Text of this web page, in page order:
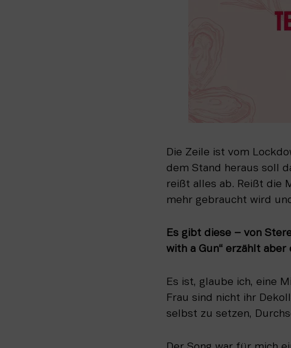
Die Zeile ist vom
dem Stand heraus soll
reißt alles ab. Reißt die
mehr gebraucht wird
Es gibt diese – von
with a Gun“ erzählt
Es ist, glaube ich, eine
Frau sind nicht ihr
selbst zu setzen,